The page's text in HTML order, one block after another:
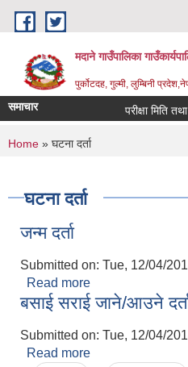
Skip to main content
मदाने गाउँपालिका
पुर्कोटदह, गुल्मी, लुम्बिनी
समाचार परीक्षा मिति
You are here
Home » घटना दर्ता
घटना दर्ता
जन्म दर्ता
Submitted on: Tue, 12/04/
Read more
बसाई सराई जाने/आउने
Submitted on: Tue, 12/04/
Read more